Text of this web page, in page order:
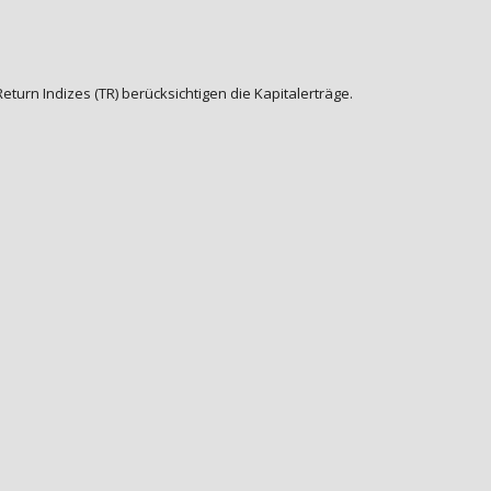
Indizes (TR) berücksichtigen die Kapitalerträge.